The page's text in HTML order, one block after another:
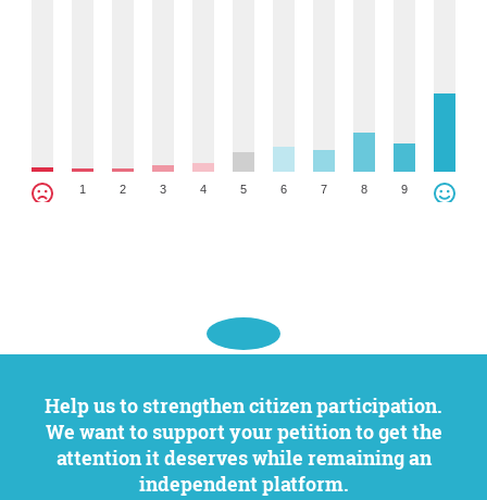
1 2 3 4 5 6 7 8 9
Help us to strengthen citizen participation.
We want to support your petition to get the
attention it deserves while remaining an
independent platform.